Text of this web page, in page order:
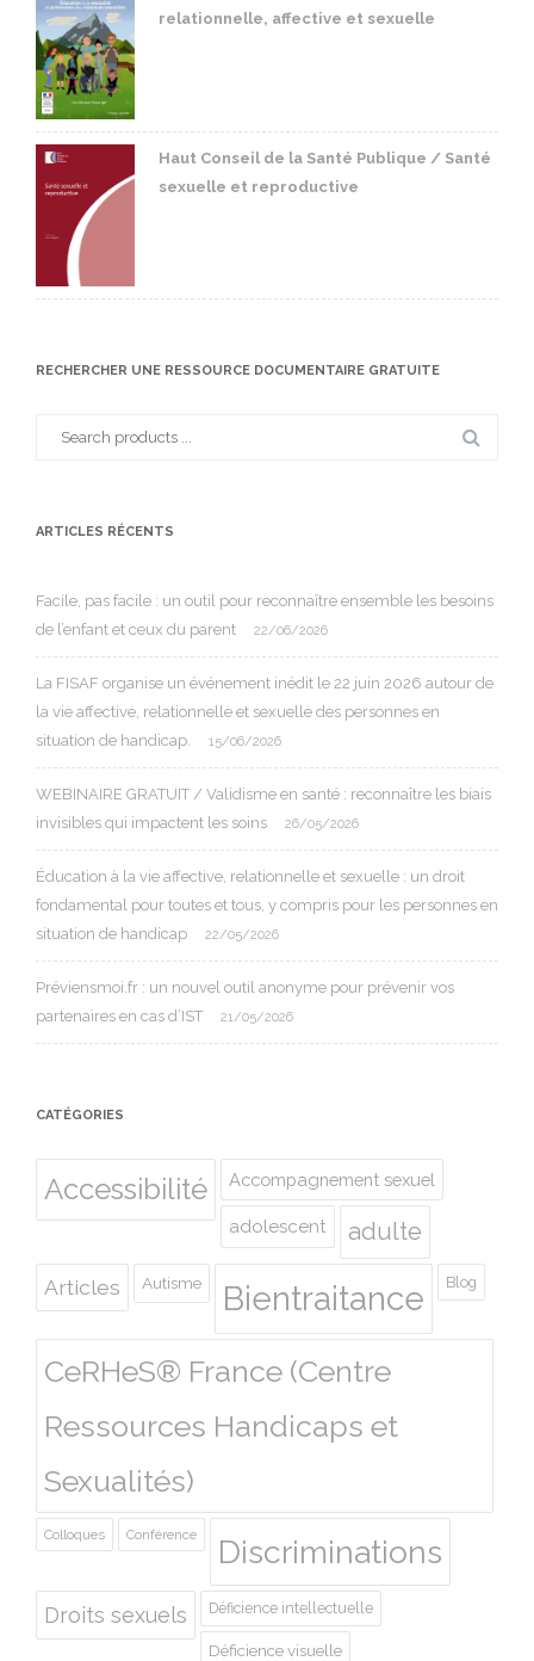
relationnelle, affective et sexuelle
Haut Conseil de la Santé Publique / Santé
sexuelle et reproductive
RECHERCHER UNE RESSOURCE DOCUMENTAIRE GRATUITE
ARTICLES RÉCENTS
Facile, pas facile : un outil pour reconnaître ensemble les besoins
de l’enfant et ceux du parent
22/06/2026
La FISAF organise un événement inédit le 22 juin 2026 autour de
la vie affective, relationnelle et sexuelle des personnes en
situation de handicap.
15/06/2026
WEBINAIRE GRATUIT / Validisme en santé : reconnaître les biais
invisibles qui impactent les soins
26/05/2026
Éducation à la vie affective, relationnelle et sexuelle : un droit
fondamental pour toutes et tous, y compris pour les personnes en
situation de handicap
22/05/2026
Préviensmoi.fr : un nouvel outil anonyme pour prévenir vos
partenaires en cas d’IST
21/05/2026
CATÉGORIES
Accessibilité Accompagnement sexuel
adolescent adulte
Articles Autisme Bientraitance Blog
CeRHeS® France (Centre
Ressources Handicaps et
Sexualités)
Colloques Conférence Discriminations
Droits sexuels Déficience intellectuelle
Déficience visuelle